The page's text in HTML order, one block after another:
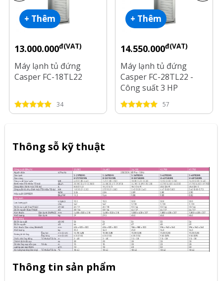
+ Thêm
13.000.000đ(VAT)
Máy lạnh tủ đứng
Casper FC-18TL22
34
+ Thêm
14.550.000đ(VAT)
Máy lạnh tủ đứng
Casper FC-28TL22 -
Công suất 3 HP
57
Thông sỗ kỹ thuật
Thông tin sản phẩm